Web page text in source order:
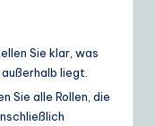
Sie klar, was
liegt.
Sie alle Rollen, die